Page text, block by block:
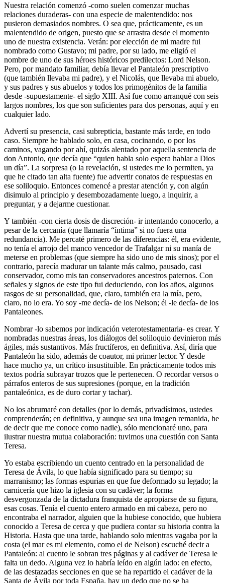
Nuestra relación comenzó -como suelen comenzar muchas
relaciones duraderas- con una especie de malentendido: nos
pusieron demasiados nombres. O sea que, prácticamente, es un
malentendido de origen, puesto que se arrastra desde el momento
uno de nuestra existencia. Verán: por elección de mi madre fui
nombrado como Gustavo; mi padre, por su lado, me eligió el
nombre de uno de sus héroes históricos predilectos: Lord Nelson.
Pero, por mandato familiar, debía llevar el Pantaleón prescriptivo
(que también llevaba mi padre), y el Nicolás, que llevaba mi abuelo,
y sus padres y sus abuelos y todos los primogénitos de la familia
desde -supuestamente- el siglo XIII. Así fue como arranqué con seis
largos nombres, los que son suficientes para dos personas, aquí y en
cualquier lado.
Advertí su presencia, casi subrepticia, bastante más tarde, en todo
caso. Siempre he hablado solo, en casa, cocinando, o por los
caminos, vagando por ahí, quizás alentado por aquella sentencia de
don Antonio, que decía que “quien habla solo espera hablar a Dios
un día”. La sorpresa (o la revelación, si ustedes me lo permiten, ya
que he citado tan alta fuente) fue advertir conatos de respuestas en
ese soliloquio. Entonces comencé a prestar atención y, con algún
disimulo al principio y desembozadamente luego, a inquirir, a
preguntar, y a dejarme cuestionar.
Y también -con cierta dosis de discreción- ir intentando conocerlo, a
pesar de la cercanía (que llamaría “íntima” si no fuera una
redundancia). Me percaté primero de las diferencias: él, era evidente,
no tenía el arrojo del manco vencedor de Trafalgar ni su manía de
meterse en problemas (que siempre ha sido uno de mis sinos); por el
contrario, parecía madurar un talante más calmo, pausado, casi
conservador, como mis tan conservadores ancestros paternos. Con
señales y signos de este tipo fui deduciendo, con los años, algunos
rasgos de su personalidad, que, claro, también era la mía, pero,
claro, no lo era. Yo soy -me decía- de los Nelson; él -le decía- de los
Pantaleones.
Nombrar -lo sabemos por indicación veterotestamentaria- es crear. Y
nombradas nuestras áreas, los diálogos del soliloquio devinieron más
ágiles, más sustantivos. Más fructíferos, en definitiva. Así, diría que
Pantaleón ha sido, además de coautor, mi primer lector. Y desde
hace mucho ya, un crítico insustituible. En prácticamente todos mis
textos podría subrayar trozos que le pertenecen. O recordar versos o
párrafos enteros de sus supresiones (porque, en la tradición
pantaleónica, es de duro cortar y tachar).
No los abrumaré con detalles (por lo demás, privadísimos, ustedes
comprenderán; en definitiva, y aunque sea una imagen remanida, he
de decir que me conoce como nadie), sólo mencionaré uno, para
ilustrar nuestra mutua colaboración: tuvimos una cuestión con Santa
Teresa.
Yo estaba escribiendo un cuento centrado en la personalidad de
Teresa de Ávila, lo que había significado para su tiempo; su
marranismo; las formas espurias en que fue deformado su legado; la
carnicería que hizo la iglesia con su cadáver; la forma
desvergonzada de la dictadura franquista de apropiarse de su figura,
esas cosas. Tenía el cuento entero armado en mi cabeza, pero no
encontraba el narrador, alguien que la hubiese conocido, que hubiera
conocido a Teresa de cerca y que pudiera contar su historia contra la
Historia. Hasta que una tarde, hablando solo mientras vagaba por la
costa (el mar es mi elemento, como el de Nelson) escuché decir a
Pantaleón: al cuento le sobran tres páginas y al cadáver de Teresa le
falta un dedo. Alguna vez lo habría leído en algún lado: en efecto,
de las destazadas secciones en que se ha repartido el cadáver de la
Santa de Ávila por toda España, hay un dedo que no se ha